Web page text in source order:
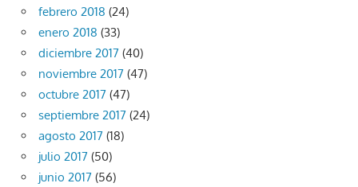
febrero 2018 (24)
enero 2018 (33)
diciembre 2017 (40)
noviembre 2017 (47)
octubre 2017 (47)
septiembre 2017 (24)
agosto 2017 (18)
julio 2017 (50)
junio 2017 (56)